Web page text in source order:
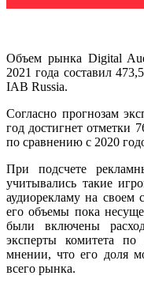
Объем рынка Digital
2021 года составил
IAB Russia.
Согласно прогнозам
год достигнет отметки
по сравнению с 2020
При подсчете
учитывались такие
аудиорекламу на своем
его объемы пока
были включены
эксперты комитета
мнении, что его доля
всего рынка.